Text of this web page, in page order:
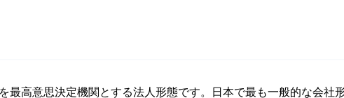
高意思決定機関とする法人形態です。日本で最も一般的な会社